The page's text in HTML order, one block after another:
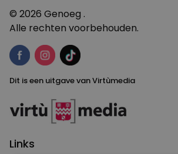
© 2026 Genoeg .
Alle rechten voorbehouden.
Dit is een uitgave van Virtùmedia
Links